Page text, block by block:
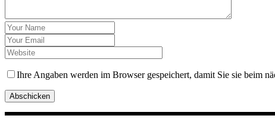
Ihre Angaben werden im Browser gespeichert, damit Sie sie beim
Abschicken